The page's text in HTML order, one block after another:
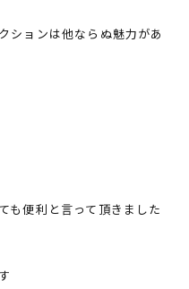
ションは他ならぬ魅力があ
も便利と言って頂きました